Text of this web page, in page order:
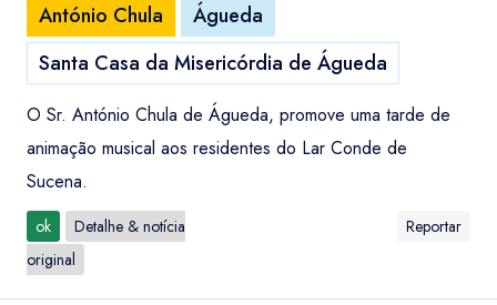
António Chula
Águeda
Santa Casa da Misericórdia de Águeda
O Sr. António Chula de Águeda, promove uma tarde de
animação musical aos residentes do Lar Conde de
Sucena.
ok
Detalhe & notícia
original
Reportar